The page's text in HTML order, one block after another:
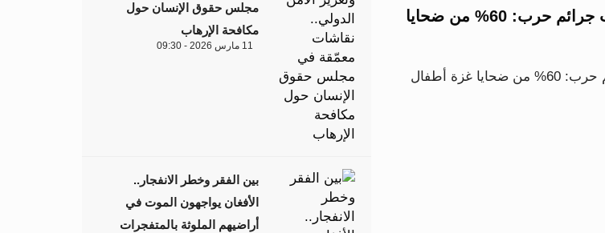
منظمات دولية تتهم إسرائيل بارتكاب جرائم حرب: 60% من ضحايا
منظمات دولية تتهم إسرائيل بارتكاب جرائم حرب: 60% من ضحايا غزة أطفال
مجلس حقوق الإنسان حول
مكافحة الإرهاب
11 مارس 2026 - 09:30
بين الفقر وخطر الانفجار..
الأفغان يواجهون الموت في
أراضيهم الملوثة بالمتفجرات